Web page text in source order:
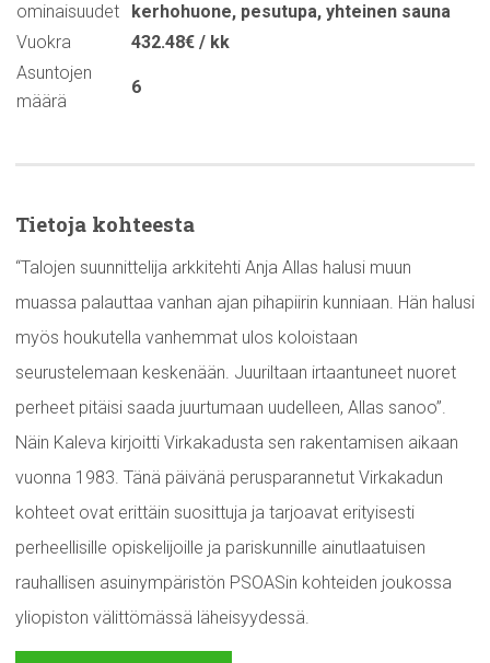
ominaisuudet
kerhohuone, pesutupa, yhteinen sauna
Vuokra
432.48€ / kk
Asuntojen
määrä
6
Tietoja kohteesta
“Talojen suunnittelija arkkitehti Anja Allas halusi muun
muassa palauttaa vanhan ajan pihapiirin kunniaan. Hän halusi
myös houkutella vanhemmat ulos koloistaan
seurustelemaan keskenään. Juuriltaan irtaantuneet nuoret
perheet pitäisi saada juurtumaan uudelleen, Allas sanoo”.
Näin Kaleva kirjoitti Virkakadusta sen rakentamisen aikaan
vuonna 1983. Tänä päivänä perusparannetut Virkakadun
kohteet ovat erittäin suosittuja ja tarjoavat erityisesti
perheellisille opiskelijoille ja pariskunnille ainutlaatuisen
rauhallisen asuinympäristön PSOASin kohteiden joukossa
yliopiston välittömässä läheisyydessä.